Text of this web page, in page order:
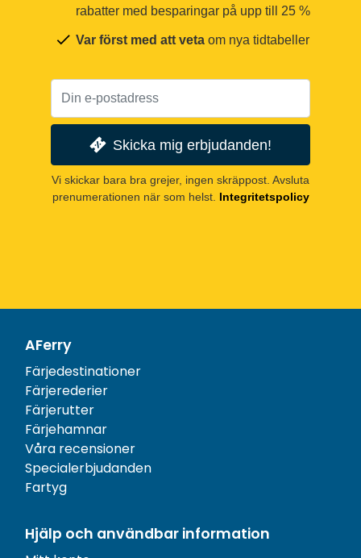
rabatter med besparingar på upp till 25 %
Var först med att veta om nya tidtabeller
Skicka mig erbjudanden!
Vi skickar bara bra grejer, ingen skräppost. Avsluta
prenumerationen när som helst. Integritetspolicy
AFerry
Färjedestinationer
Färjerederier
Färjerutter
Färjehamnar
Våra recensioner
Specialerbjudanden
Fartyg
Hjälp och användbar information